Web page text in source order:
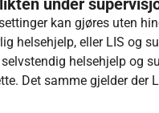
under
kan gjøres uten
helsehjelp, eller LIS og
helsehjelp og
Det samme gjelder